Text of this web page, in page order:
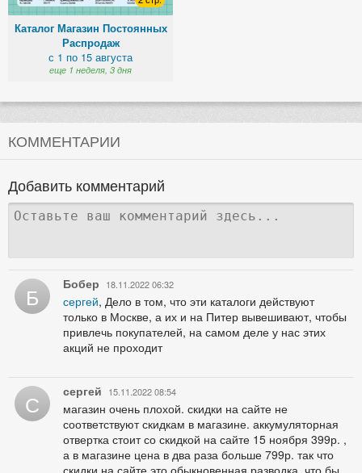
Каталог Магазин Постоянных
Распродаж
с 1 по 15 августа
еще 1 неделя, 3 дня
КОММЕНТАРИИ
Добавить комментарий
Б Бобер 18.11.2022 06:32
сергей, Дело в том, что эти каталоги действуют
только в Москве, а их и на Питер вывешивают, чтобы
привлечь покупателей, на самом деле у нас этих
акций не проходит
С сергей 15.11.2022 08:54
магазин очень плохой. скидки на сайте не
соответствуют скидкам в магазине. аккумуляторная
отвертка стоит со скидкой на сайте 15 ноября 399р. ,
а в магазине цена в два раза больше 799р. так что
скидки на сайте это обыкновенная разводка, что бы